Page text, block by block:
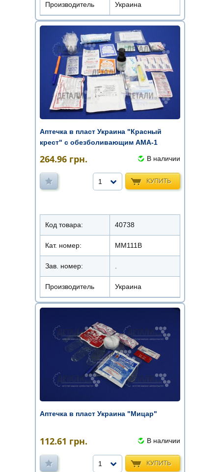
Производитель Украина
Аптечка в пласт Украина "Красный
крест" с обезболивающим АМА-1
264.96 грн. В наличии
КУПИТЬ
1
Код товара: 40738
Кат. номер: ММ111В
Зав. номер:
Производитель Украина
Аптечка в пласт Украина "Мицар"
112.61 грн. В наличии
КУПИТЬ
1